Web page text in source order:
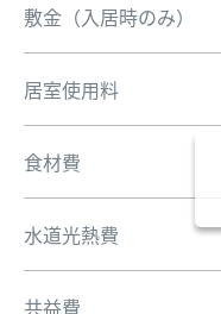
敷金（入居時のみ）
居室使用料
食材費
水道光熱費
共益費